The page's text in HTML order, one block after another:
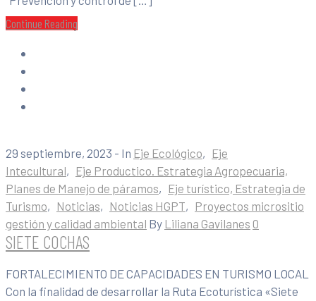
Continue Reading
29 septiembre, 2023 - In Eje Ecológico‚ Eje
Intecultural‚ Eje Productico. Estrategia Agropecuaria,
Planes de Manejo de páramos‚ Eje turístico, Estrategia de
Turismo‚ Noticias‚ Noticias HGPT‚ Proyectos micrositio
gestión y calidad ambiental By Liliana Gavilanes 0
SIETE COCHAS
FORTALECIMIENTO DE CAPACIDADES EN TURISMO LOCAL
Con la finalidad de desarrollar la Ruta Ecoturística «Siete